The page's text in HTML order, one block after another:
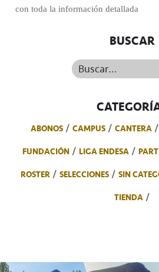
con toda la información detallada
BUSCAR
Buscar...
ABONOS CAMPUS CANTERA
FUNDACIÓN
LIGA ENDESA
ROSTER
SELECCIONES SIN
TIENDA